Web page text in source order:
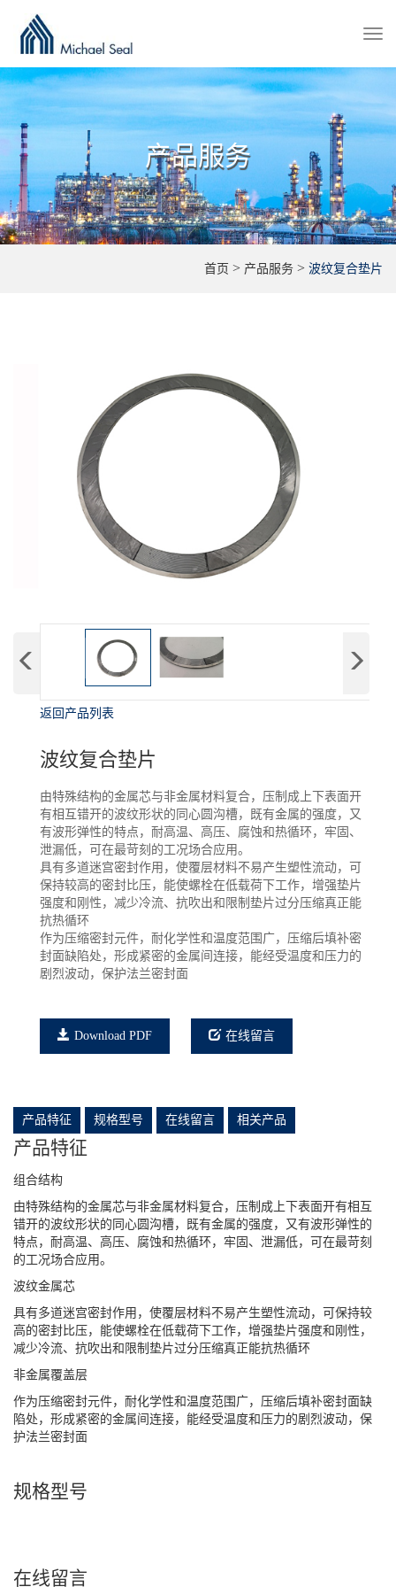
产品服务
首页 > 产品服务 > 波纹复合垫片
返回产品列表
波纹复合垫片
由特殊结构的金属芯与非金属材料复合，压制成上下表面开
有相互错开的波纹形状的同心圆沟槽，既有金属的强度，又
有波形弹性的特点，耐高温、高压、腐蚀和热循环，牢固、
泄漏低，可在最苛刻的工况场合应用。
具有多道迷宫密封作用，使覆层材料不易产生塑性流动，可
保持较高的密封比压，能使螺栓在低载荷下工作，增强垫片
强度和刚性，减少冷流、抗吹出和限制垫片过分压缩真正能
抗热循环
作为压缩密封元件，耐化学性和温度范围广，压缩后填补密
封面缺陷处，形成紧密的金属间连接，能经受温度和压力的
剧烈波动，保护法兰密封面
Download PDF 在线留言
产品特征 规格型号 在线留言 相关产品
产品特征
组合结构
由特殊结构的金属芯与非金属材料复合，压制成上下表面开有相互
错开的波纹形状的同心圆沟槽，既有金属的强度，又有波形弹性的
特点，耐高温、高压、腐蚀和热循环，牢固、泄漏低，可在最苛刻
的工况场合应用。
波纹金属芯
具有多道迷宫密封作用，使覆层材料不易产生塑性流动，可保持较
高的密封比压，能使螺栓在低载荷下工作，增强垫片强度和刚性，
减少冷流、抗吹出和限制垫片过分压缩真正能抗热循环
非金属覆盖层
作为压缩密封元件，耐化学性和温度范围广，压缩后填补密封面缺
陷处，形成紧密的金属间连接，能经受温度和压力的剧烈波动，保
护法兰密封面
规格型号
在线留言